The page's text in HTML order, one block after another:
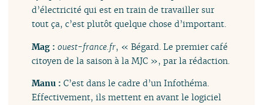
d’électricité qui est en train de travailler sur
tout ça, c’est plutôt quelque chose d’important.
Mag :ouest-france.fr, « Bégard. Le premier café
citoyen de la saison à la MJC », par la rédaction.
Manu :C’est dans le cadre d’un Infothéma.
Effectivement, ils mettent en avant le logiciel